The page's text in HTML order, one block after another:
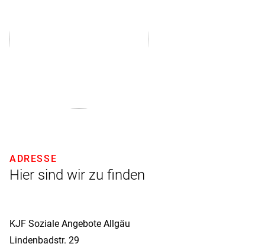
Hier sind wir zu finden
ADRESSE
KJF Soziale Angebote Allgäu
Lindenbadstr. 29